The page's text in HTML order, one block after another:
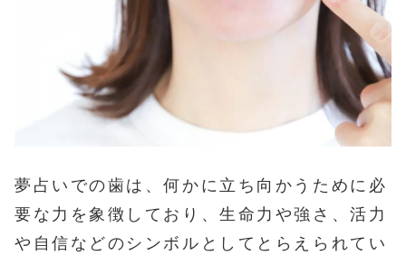
夢占いでの歯は、何かに立ち向かうために必
要な力を象徴しており、生命力や強さ、活力
や自信などのシンボルとしてとらえられてい